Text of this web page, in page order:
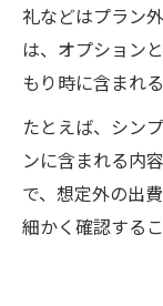
礼などはプラン
は、オプション
もり時に含まれ
たとえば、シン
ンに含まれる内
で、想定外の出
細かく確認する